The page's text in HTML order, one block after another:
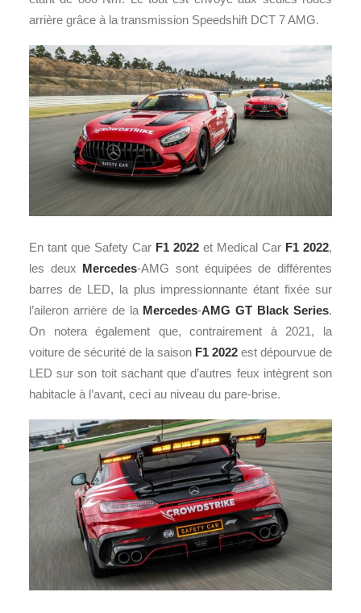
arrière grâce à la transmission Speedshift DCT 7 AMG.
En tant que Safety Car F1 2022 et Medical Car F1 2022,
les deux Mercedes-AMG sont équipées de différentes
barres de LED, la plus impressionnante étant fixée sur
l’aileron arrière de la Mercedes-AMG GT Black Series.
On notera également que, contrairement à 2021, la
voiture de sécurité de la saison F1 2022 est dépourvue de
LED sur son toit sachant que d’autres feux intègrent son
habitacle à l’avant, ceci au niveau du pare-brise.